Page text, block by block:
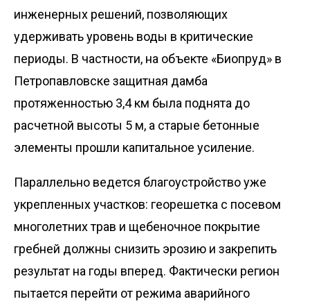
инженерных решений, позволяющих
удерживать уровень воды в критические
периоды. В частности, на объекте «Биопруд» в
Петропавловске защитная дамба
протяженностью 3,4 км была поднята до
расчетной высоты 5 м, а старые бетонные
элементы прошли капитальное усиление.
Параллельно ведется благоустройство уже
укрепленных участков: георешетка с посевом
многолетних трав и щебеночное покрытие
гребней должны снизить эрозию и закрепить
результат на годы вперед. Фактически регион
пытается перейти от режима аварийного